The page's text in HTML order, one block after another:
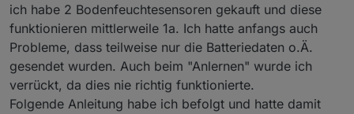
ich habe 2 Bodenfeuchtesensoren gekauft und diese
funktionieren mittlerweile 1a. Ich hatte anfangs auch
Probleme, dass teilweise nur die Batteriedaten o.Ä.
gesendet wurden. Auch beim "Anlernen" wurde ich
verrückt, da dies nie richtig funktionierte.
Folgende Anleitung habe ich befolgt und hatte damit